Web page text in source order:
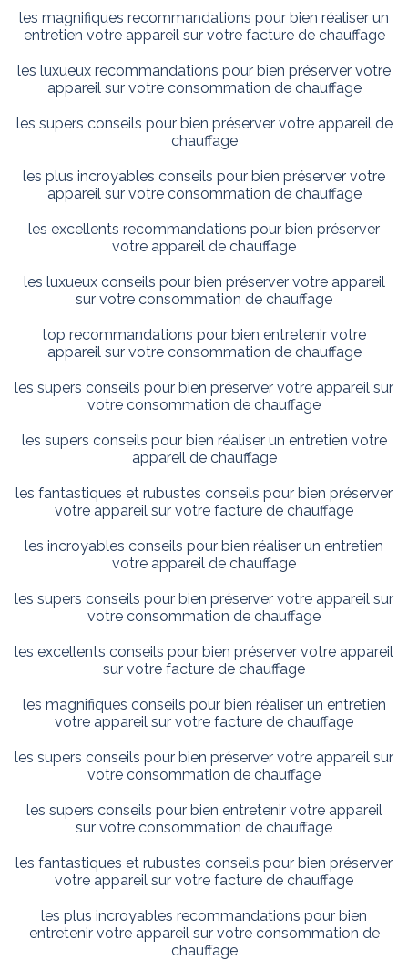
les magnifiques recommandations pour bien réaliser un
entretien votre appareil sur votre facture de chauffage
les luxueux recommandations pour bien préserver votre
appareil sur votre consommation de chauffage
les supers conseils pour bien préserver votre appareil de
chauffage
les plus incroyables conseils pour bien préserver votre
appareil sur votre consommation de chauffage
les excellents recommandations pour bien préserver
votre appareil de chauffage
les luxueux conseils pour bien préserver votre appareil
sur votre consommation de chauffage
top recommandations pour bien entretenir votre
appareil sur votre consommation de chauffage
les supers conseils pour bien préserver votre appareil sur
votre consommation de chauffage
les supers conseils pour bien réaliser un entretien votre
appareil de chauffage
les fantastiques et rubustes conseils pour bien préserver
votre appareil sur votre facture de chauffage
les incroyables conseils pour bien réaliser un entretien
votre appareil de chauffage
les supers conseils pour bien préserver votre appareil sur
votre consommation de chauffage
les excellents conseils pour bien préserver votre appareil
sur votre facture de chauffage
les magnifiques conseils pour bien réaliser un entretien
votre appareil sur votre facture de chauffage
les supers conseils pour bien préserver votre appareil sur
votre consommation de chauffage
les supers conseils pour bien entretenir votre appareil
sur votre consommation de chauffage
les fantastiques et rubustes conseils pour bien préserver
votre appareil sur votre facture de chauffage
les plus incroyables recommandations pour bien
entretenir votre appareil sur votre consommation de
chauffage